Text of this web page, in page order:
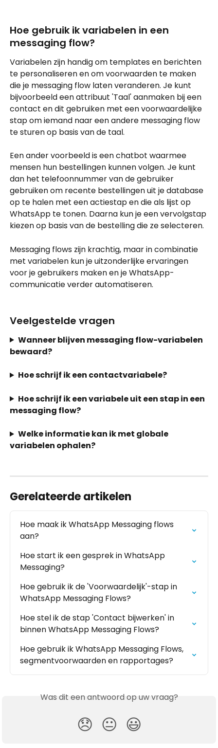
Hoe gebruik ik variabelen in een
messaging flow?
Variabelen zijn handig om templates en berichten
te personaliseren en om voorwaarden te maken
die je messaging flow laten veranderen. Je kunt
bijvoorbeeld een attribuut 'Taal' aanmaken bij een
contact en dit gebruiken met een voorwaardelijke
stap om iemand naar een andere messaging flow
te sturen op basis van de taal.
Een ander voorbeeld is een chatbot waarmee
mensen hun bestellingen kunnen volgen. Je kunt
dan het telefoonnummer van de gebruiker
gebruiken om recente bestellingen uit je database
op te halen met een actiestap en die als lijst op
WhatsApp te tonen. Daarna kun je een vervolgstap
kiezen op basis van de bestelling die ze selecteren.
Messaging flows zijn krachtig, maar in combinatie
met variabelen kun je uitzonderlijke ervaringen
voor je gebruikers maken en je WhatsApp-
communicatie verder automatiseren.
Veelgestelde vragen
Wanneer blijven messaging flow-variabelen
bewaard?
Hoe schrijf ik een contactvariabele?
Hoe schrijf ik een variabele uit een stap in een
messaging flow?
Welke informatie kan ik met globale
variabelen ophalen?
Gerelateerde artikelen
Hoe maak ik WhatsApp Messaging flows
aan?
Hoe start ik een gesprek in WhatsApp
Messaging?
Hoe gebruik ik de 'Voorwaardelijk'-stap in
WhatsApp Messaging Flows?
Hoe stel ik de stap 'Contact bijwerken' in
binnen WhatsApp Messaging Flows?
Hoe gebruik ik WhatsApp Messaging Flows,
segmentvoorwaarden en rapportages?
Was dit een antwoord op uw vraag?
😞 😐 😃